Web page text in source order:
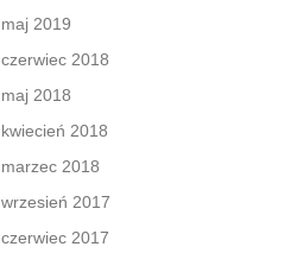
maj 2019
czerwiec 2018
maj 2018
kwiecień 2018
marzec 2018
wrzesień 2017
czerwiec 2017